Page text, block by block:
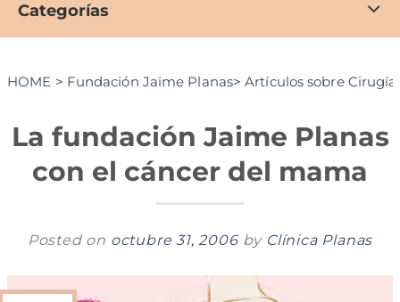
Categorías
HOME > Fundación Jaime Planas>Artículos sobre Cirugía
La fundación Jaime Planas
con el cáncer del mama
Posted on octubre 31, 2006 by Clínica Planas